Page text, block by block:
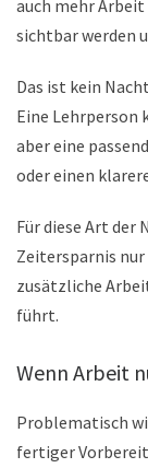
auch mehr
sichtbar werden
Das ist kein
Eine Lehrperson
aber eine
oder einen
Für diese Art der
Zeitersparnis
zusätzliche
führt.
Wenn Arbeit
Problematisch
fertiger